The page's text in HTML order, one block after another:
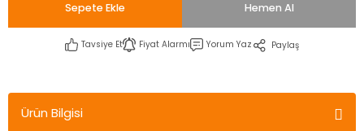
Sepete Ekle Hemen Al
Tavsiye Et Fiyat Alarmı Yorum Yaz Paylaş
Ürün Bilgisi